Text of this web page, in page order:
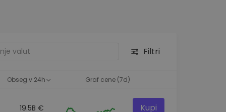
Filtri
Obseg v 24h Graf cene (7d)
19.5B € Kupi